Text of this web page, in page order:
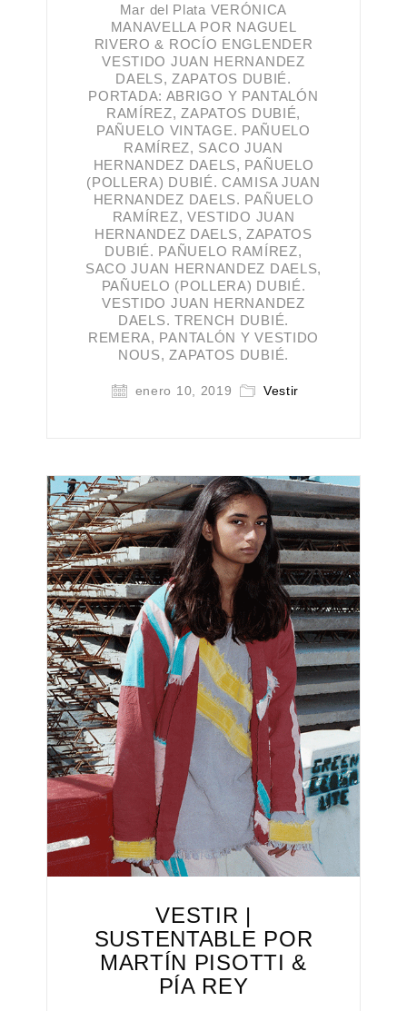
Mar del Plata VERÓNICA
MANAVELLA POR NAGUEL
RIVERO & ROCÍO ENGLENDER
VESTIDO JUAN HERNANDEZ
DAELS, ZAPATOS DUBIÉ.
PORTADA: ABRIGO Y PANTALÓN
RAMÍREZ, ZAPATOS DUBIÉ,
PAÑUELO VINTAGE. PAÑUELO
RAMÍREZ, SACO JUAN
HERNANDEZ DAELS, PAÑUELO
(POLLERA) DUBIÉ. CAMISA JUAN
HERNANDEZ DAELS. PAÑUELO
RAMÍREZ, VESTIDO JUAN
HERNANDEZ DAELS, ZAPATOS
DUBIÉ. PAÑUELO RAMÍREZ,
SACO JUAN HERNANDEZ DAELS,
PAÑUELO (POLLERA) DUBIÉ.
VESTIDO JUAN HERNANDEZ
DAELS. TRENCH DUBIÉ.
REMERA, PANTALÓN Y VESTIDO
NOUS, ZAPATOS DUBIÉ.
enero 10, 2019 Vestir
VESTIR |
SUSTENTABLE POR
MARTÍN PISOTTI &
PÍA REY